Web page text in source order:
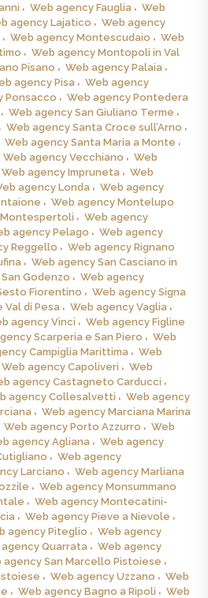
Web agency Fauglia
Web
agency Lajatico
Web agency
Web agency Montescudaio
Web
Web agency Montopoli in Val
Pisano
Web agency Palaia
agency Pisa
Web agency
Ponsacco
Web agency Pontedera
Web agency San Giuliano Terme
Web agency Santa Croce sull’Arno
Web agency Santa Maria a Monte
Web agency Vecchiano
Web
Web agency Impruneta
Web
agency Londa
Web agency
Web agency Montelupo
Web agency
agency Pelago
Web agency
Reggello
Web agency Rignano
Web agency San Casciano in
Godenzo
Web agency
Fiorentino
Web agency Signa
di Pesa
Web agency Vaglia
agency Vinci
Web agency Figline
Scarperia e San Piero
Web
Campiglia Marittima
Web
Web agency Capoliveri
Web
agency Castagneto Carducci
agency Collesalvetti
Web agency
Web agency Marciana Marina
Web agency Porto Azzurro
Web
agency Agliana
Web agency
Web agency
Larciano
Web agency Marliana
Web agency Monsummano
Web agency Montecatini-
Web agency Pieve a Nievole
agency Piteglio
Web agency
Quarrata
Web agency
agency San Marcello Pistoiese
Web agency Uzzano
Web
Web agency Bagno a Ripoli
Web